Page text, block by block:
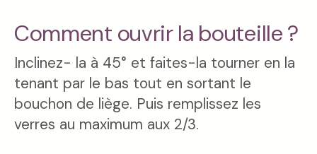
Comment ouvrir la bouteille ?
Inclinez- la à 45° et faites-la tourner en la
tenant par le bas tout en sortant le
bouchon de liège. Puis remplissez les
verres au maximum aux 2/3.